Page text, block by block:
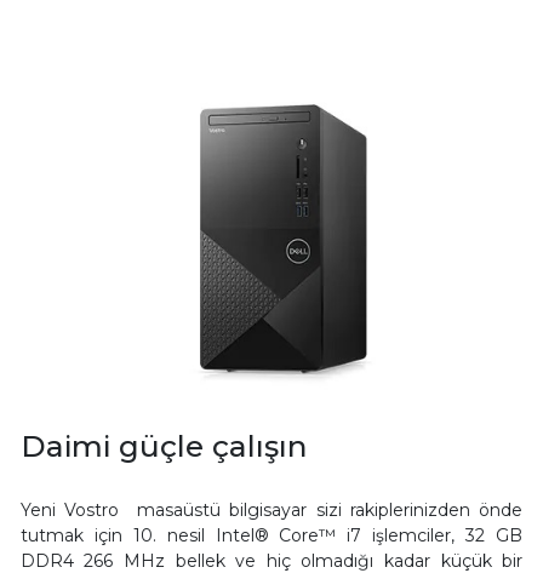
Daimi güçle çalışın
Yeni Vostro masaüstü bilgisayar sizi rakiplerinizden önde
tutmak için 10. nesil Intel® Core™ i7 işlemciler, 32 GB
DDR4 266 MHz bellek ve hiç olmadığı kadar küçük bir